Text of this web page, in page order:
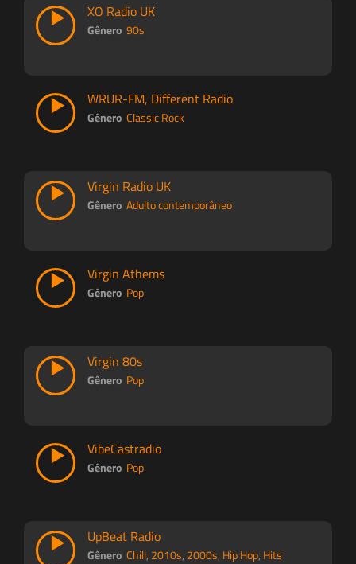
XO Radio UK
Gênero 90s
WRUR-FM, Different Radio
Gênero Classic Rock
Virgin Radio UK
Gênero Adulto contemporâneo
Virgin Athems
Gênero Pop
Virgin 80s
Gênero Pop
VibeCastradio
Gênero Pop
UpBeat Radio
Gênero Chill, 2010s, 2000s, Hip Hop, Hits